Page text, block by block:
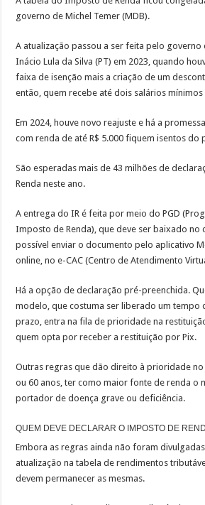
governo de Michel Temer (MDB).
A atualização passou a ser feita pelo governo
Inácio Lula da Silva (PT) em 2023, quando
faixa de isenção mais a criação de um
então, quem recebe até dois salários
Em 2024, houve novo reajuste e há a
com renda de até R$ 5.000 fiquem isentos
São esperadas mais de 43 milhões de
Renda neste ano.
A entrega do IR é feita por meio do PGD
Imposto de Renda), que deve ser baixado no
possível enviar o documento pelo aplicativo
online, no e-CAC (Centro de Atendimento
Há a opção de declaração pré-preenchida.
modelo, que costuma ser liberado um tempo
prazo, entra na fila de prioridade na
quem opta por receber a restituição por Pix.
Outras regras que dão direito à prioridade no
ou 60 anos, ter como maior fonte de renda o
portador de doença grave ou deficiência.
QUEM DEVE DECLARAR O IMPOSTO DE
Embora as regras ainda não foram
atualização na tabela de rendimentos
devem permanecer as mesmas.